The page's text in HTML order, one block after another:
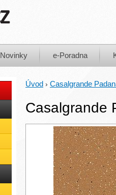
Novinky e-Poradna
Úvod › Casalgrande
Casalgrande